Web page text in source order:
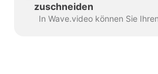
zuschneiden